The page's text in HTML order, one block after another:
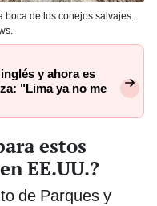
boca de los conejos salvajes.
y ahora es
"Lima ya no me
estos
EE.UU.?
de Parques y